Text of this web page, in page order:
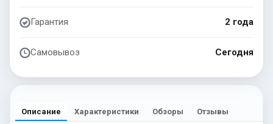
Гарантия 2 года
Самовывоз Сегодня
Описание Характеристики Обзоры Отзывы